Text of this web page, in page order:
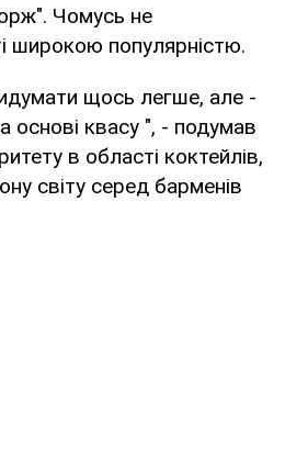
Чомусь не
широкою популярністю.
щось легше, але -
основі квасу ", - подумав
в області коктейлів,
світу серед барменів